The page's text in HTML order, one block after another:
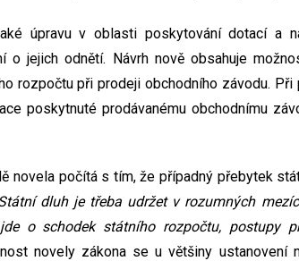
úpravu v oblasti poskytování dotací a
o jejich odnětí. Návrh nově obsahuje
rozpočtu při prodeji obchodního závodu.
poskytnuté prodávanému obchodnímu
novela počítá s tím, že případný přebytek
dluh je třeba udržet v rozumných
o schodek státního rozpočtu, postupy
novely zákona se u většiny ustanovení